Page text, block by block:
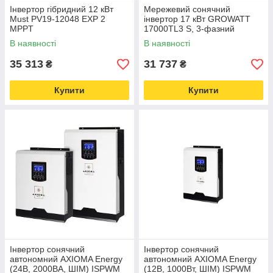
Інвертор гібридний 12 кВт
Must PV19-12048 EXP 2
MPPT
В наявності
35 313 ₴
Купити
Мережевий сонячний
інвертор 17 кВт GROWATT
17000TL3 S, 3-фазний
В наявності
31 737 ₴
Купити
Інвертор сонячний
автономний AXIOMA Energy
(24В, 2000ВА, ШІМ) ISPWM
Інвертор сонячний
автономний AXIOMA Energy
(12В, 1000Вт, ШІМ) ISPWM